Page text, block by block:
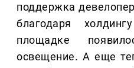
поддержка
благодаря
площадке
освещение. А еще